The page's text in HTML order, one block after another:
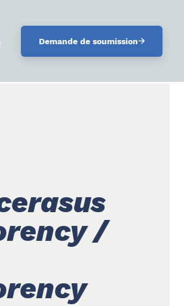
Demande de soumission
/